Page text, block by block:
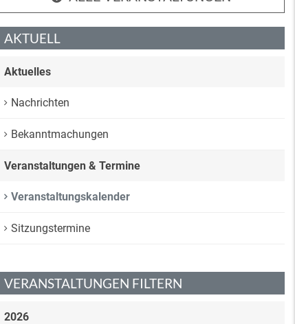
AKTUELL
Aktuelles
Nachrichten
Bekanntmachungen
Veranstaltungen & Termine
Veranstaltungskalender
Sitzungstermine
VERANSTALTUNGEN FILTERN
2026